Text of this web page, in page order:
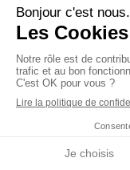
Chaque
du moment.